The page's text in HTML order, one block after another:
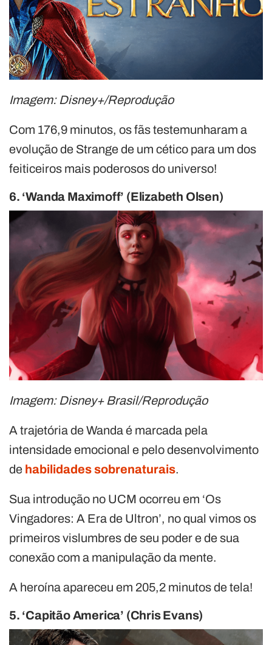
Imagem: Disney+/Reprodução
Com 176,9 minutos, os fãs testemunharam a
evolução de Strange de um cético para um dos
feiticeiros mais poderosos do universo!
6. ‘Wanda Maximoff’ (Elizabeth Olsen)
Imagem: Disney+ Brasil/Reprodução
A trajetória de Wanda é marcada pela
intensidade emocional e pelo desenvolvimento
de habilidades sobrenaturais.
Sua introdução no UCM ocorreu em ‘Os
Vingadores: A Era de Ultron’, no qual vimos os
primeiros vislumbres de seu poder e de sua
conexão com a manipulação da mente.
A heroína apareceu em 205,2 minutos de tela!
5. ‘Capitão America’ (Chris Evans)